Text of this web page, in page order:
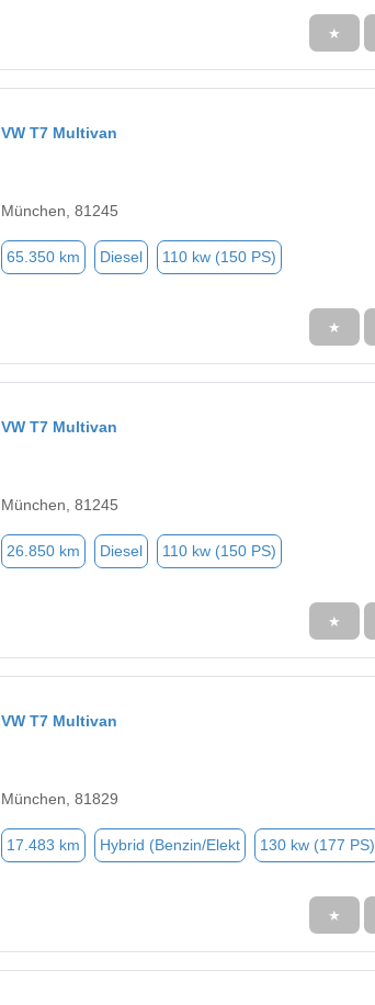
★
VW T7 Multivan
München, 81245
65.350 km Diesel 110 kw (150 PS)
★
VW T7 Multivan
München, 81245
26.850 km Diesel 110 kw (150 PS)
★
VW T7 Multivan
München, 81829
17.483 km Hybrid (Benzin/Elekt 130 kw (177 PS)
★